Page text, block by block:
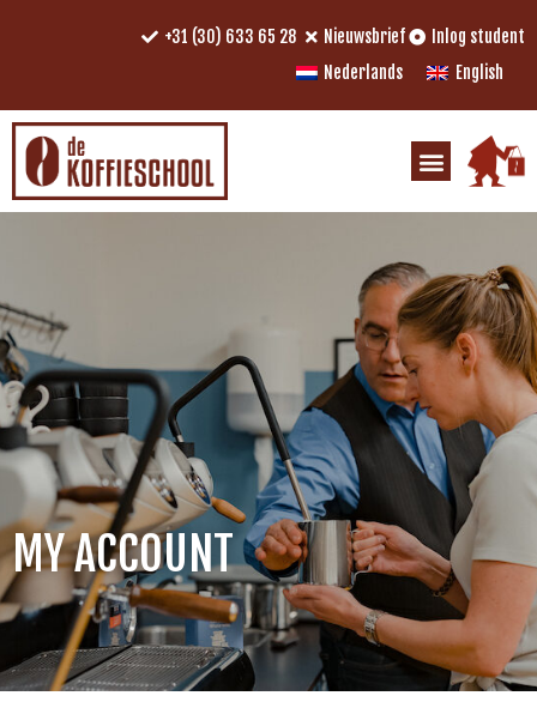
+31 (30) 633 65 28 Nieuwsbrief
Inlog student
Nederlands
English
MY ACCOUNT